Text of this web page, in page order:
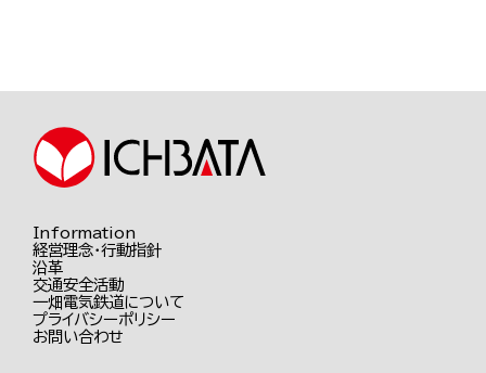
Information
経営理念・行動指針
沿革
交通安全活動
一畑電気鉄道について
プライバシーポリシー
お問い合わせ